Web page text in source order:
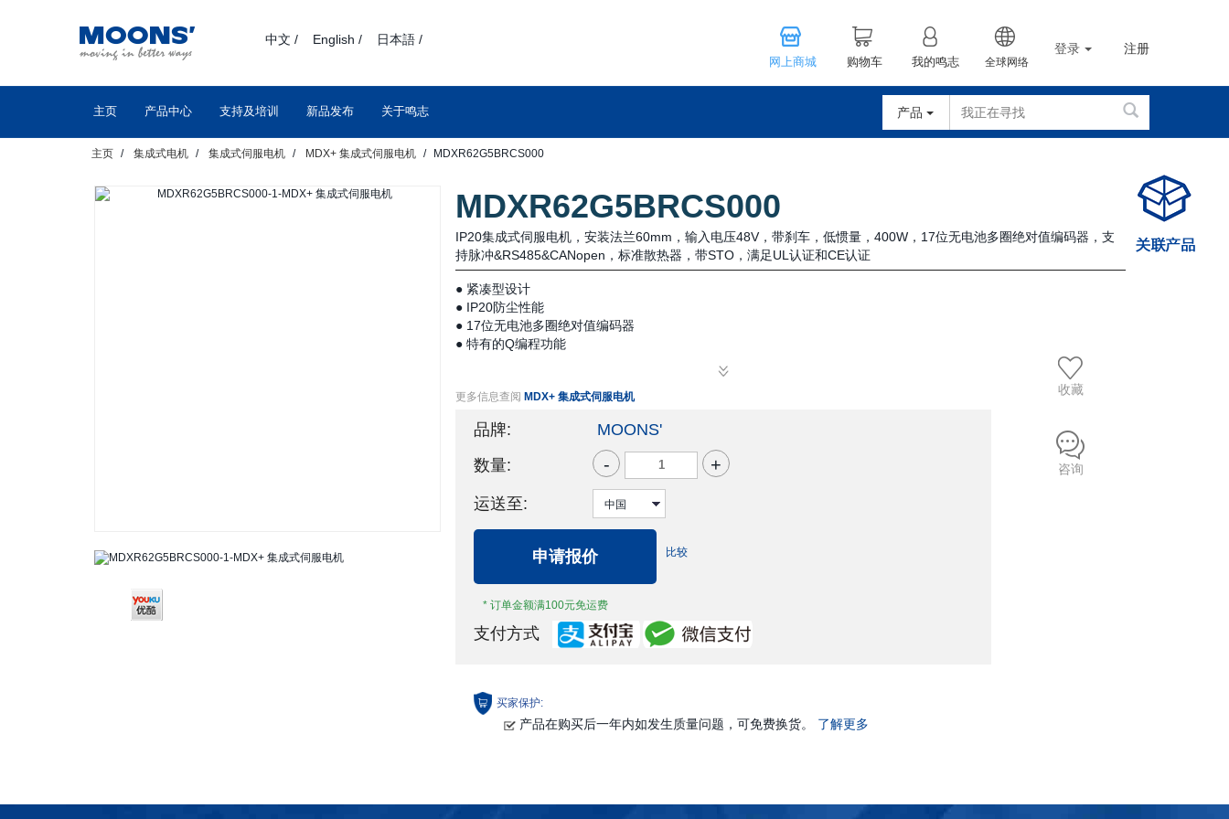
中文 / English / 日本語 /
网上商城 购物车 我的鸣志 全球网络
登录 注册
主页 产品中心 支持及培训 新品发布 关于鸣志 产品
主页 集成式电机 集成式伺服电机 MDX+ 集成式伺服电机 MDXR62G5BRCS000
MDXR62G5BRCS000
IP20集成式伺服电机，安装法兰60mm，输入电压48V，带刹车，低惯量，400W，17位无电池多圈绝对值编码器，支
持脉冲&RS485&CANopen，标准散热器，带STO，满足UL认证和CE认证
● 紧凑型设计
● IP20防尘性能
● 17位无电池多圈绝对值编码器
● 特有的Q编程功能
更多信息查阅 MDX+ 集成式伺服电机
品牌:
MOONS'
数量:
- +
运送至:
申请报价
* 订单金额满100元免运费
比较
支付方式
收藏
咨询
买家保护:
产品在购买后一年内如发生质量问题，可免费换货。 了解更多